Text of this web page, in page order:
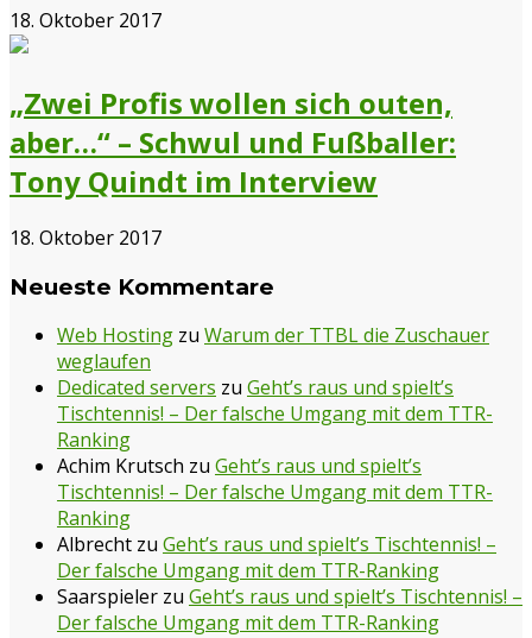
18. Oktober 2017
„Zwei Profis wollen sich outen,
aber…“ – Schwul und Fußballer:
Tony Quindt im Interview
18. Oktober 2017
Neueste Kommentare
Web Hosting zu Warum der TTBL die Zuschauer
weglaufen
Dedicated servers zu Geht’s raus und spielt’s
Tischtennis! – Der falsche Umgang mit dem TTR-
Ranking
Achim Krutsch zu Geht’s raus und spielt’s
Tischtennis! – Der falsche Umgang mit dem TTR-
Ranking
Albrecht zu Geht’s raus und spielt’s Tischtennis! –
Der falsche Umgang mit dem TTR-Ranking
Saarspieler zu Geht’s raus und spielt’s Tischtennis! –
Der falsche Umgang mit dem TTR-Ranking